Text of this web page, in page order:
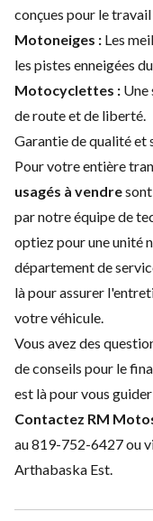
conçues pour le
Motoneiges : Les
les pistes enneigées
Motocyclettes : Une
de route et de liberté.
Garantie de qualité et
Pour votre entière
usagés à vendre
par notre équipe de
optiez pour une unité
département de
là pour assurer
votre véhicule.
Vous avez des
deconseils pour le
est là pour vous
Contactez RM
au 819-752-6427 ou
Arthabaska Est.